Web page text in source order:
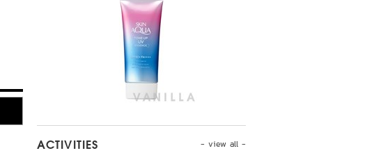
- view all -
ACTIVITIES